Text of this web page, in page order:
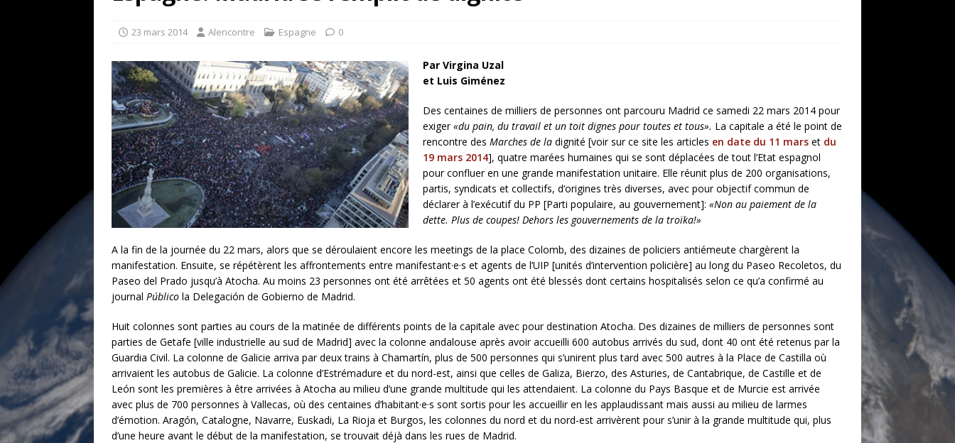
[ 17 juillet 2026 ]
Iran. Le retour de l’option militaire
[ 14 juin 2020 ] Brésil. Les vies noires comptent: l’urgence de la démilitarisation de la Police militaire
* LA UNE
23 mars 2014 Alencontre Espagne 0
Par Virgina Uzal
et Luis Giménez
Des centaines de milliers de personnes ont parcouru Madrid ce samedi 22 mars 2014 pour
exiger«du pain, du travail et un toit dignes pour toutes et tous». La capitale a été le point de
rencontre des Marches de la dignité [voir sur ce site les articles en date du 11 mars et du
19 mars 2014], quatre marées humaines qui se sont déplacées de tout l’Etat espagnol
pour confluer en une grande manifestation unitaire. Elle réunit plus de 200 organisations,
partis, syndicats et collectifs, d’origines très diverses, avec pour objectif commun de
déclarer à l’exécutif du PP [Parti populaire, au gouvernement]: «Non au paiement de la
dette. Plus de coupes! Dehors les gouvernements de la troïka!»
A la fin de la journée du 22 mars, alors que se déroulaient encore les meetings de la place Colomb, des dizaines de policiers antiémeute chargèrent la
manifestation. Ensuite, se répétèrent les affrontements entre manifestant·e·s et agents de l’UIP [unités d’intervention policière] au long du Paseo Recoletos, du
Paseo del Prado jusqu’à Atocha. Au moins 23 personnes ont été arrêtées et 50 agents ont été blessés dont certains hospitalisés selon ce qu’a confirmé au
journal Público la Delegación de Gobierno de Madrid.
Huit colonnes sont parties au cours de la matinée de différents points de la capitale avec pour destination Atocha. Des dizaines de milliers de personnes sont
parties de Getafe [ville industrielle au sud de Madrid] avec la colonne andalouse après avoir accueilli 600 autobus arrivés du sud, dont 40 ont été retenus par la
Guardia Civil. La colonne de Galicie arriva par deux trains à Chamartín, plus de 500 personnes qui s’unirent plus tard avec 500 autres à la Place de Castilla où
arrivaient les autobus de Galicie. La colonne d’Estrémadure et du nord-est, ainsi que celles de Galiza, Bierzo, des Asturies, de Cantabrique, de Castille et de
León sont les premières à être arrivées à Atocha au milieu d’une grande multitude qui les attendaient. La colonne du Pays Basque et de Murcie est arrivée
avec plus de 700 personnes à Vallecas, où des centaines d’habitant·e·s sont sortis pour les accueillir en les applaudissant mais aussi au milieu de larmes
d’émotion. Aragón, Catalogne, Navarre, Euskadi, La Rioja et Burgos, les colonnes du nord et du nord-est arrivèrent pour s’unir à la grande multitude qui, plus
d’une heure avant le début de la manifestation, se trouvait déjà dans les rues de Madrid.